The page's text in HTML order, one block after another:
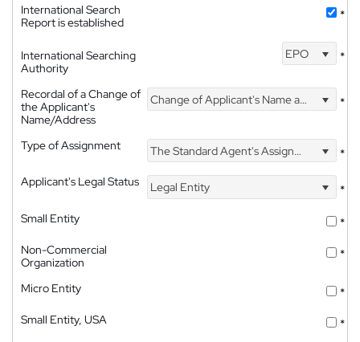
International Search
Report is established
*
International Searching
Authority
EPO *
Recordal of a Change of
the Applicant's
Name/Address
Change of Applicant's Name and Address *
Type of Assignment The Standard Agent's Assignment
*
Applicant's Legal Status
Legal Entity
*
Small Entity
*
Non-Commercial
Organization
*
Micro Entity
*
Small Entity, USA
*